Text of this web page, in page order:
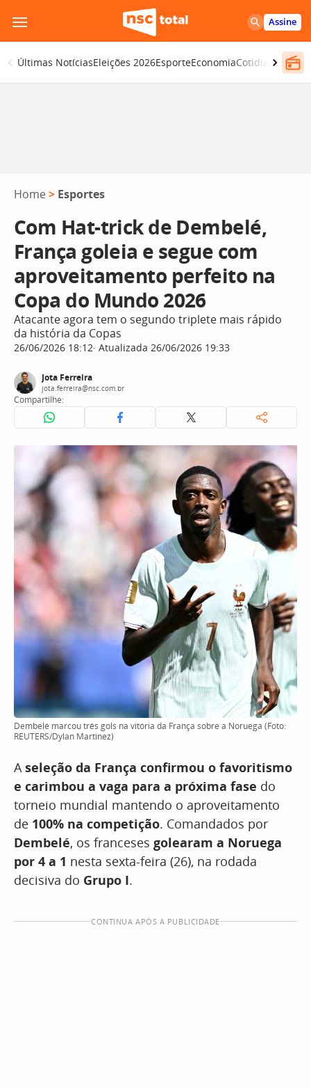
para
o
conteúdo
Assine
Últimas NotíciasEleições 2026EsporteEconomiaCotidiano
Home > Esportes
Com Hat-trick de Dembelé,
França goleia e segue com
aproveitamento perfeito na
Copa do Mundo 2026
Atacante agora tem o segundo triplete mais rápido
da história da Copas
26/06/2026 18:12 Atualizada 26/06/2026 19:33
Jota Ferreira
jota.ferreira@nsc.com.br
Compartilhe:
Dembelé marcou três gols na vitória da França sobre a Noruega (Foto:
REUTERS/Dylan Martinez)
Aseleção da França confirmou o favoritismo
e carimbou a vaga para a próxima fase do
torneio mundial mantendo o aproveitamento
de 100% na competição. Comandados por
Dembelé, os franceses golearam a Noruega
por 4 a 1 nesta sexta-feira (26), na rodada
decisiva do Grupo I.
CONTINUA APÓS A PUBLICIDADE